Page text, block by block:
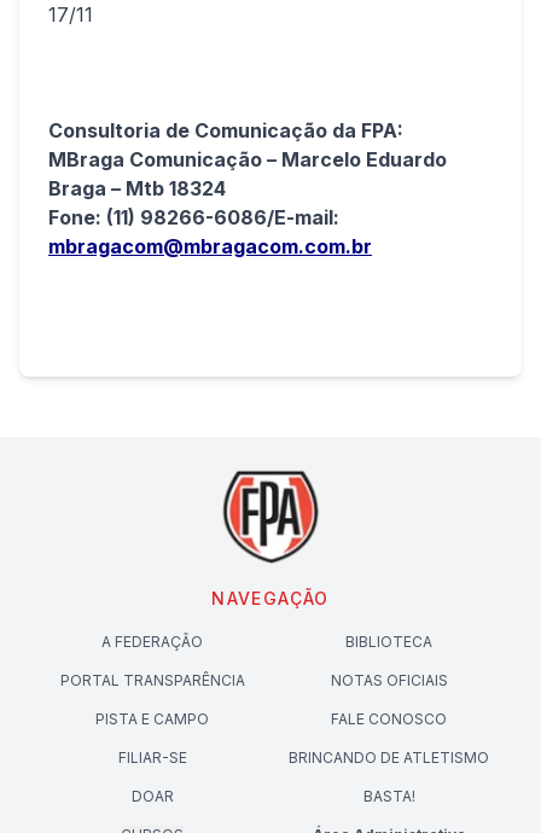
17/11
Consultoria de Comunicação da FPA:
MBraga Comunicação – Marcelo Eduardo
Braga – Mtb 18324
Fone: (11) 98266-6086/E-mail:
mbragacom@mbragacom.com.br
NAVEGAÇÃO
A FEDERAÇÃO BIBLIOTECA
PORTAL TRANSPARÊNCIA NOTAS OFICIAIS
PISTA E CAMPO FALE CONOSCO
FILIAR-SE BRINCANDO DE ATLETISMO
DOAR BASTA!